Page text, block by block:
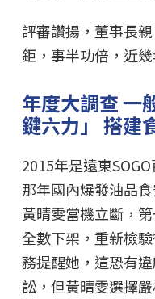
評審讚揚，董事長
鉅，事半功倍，近
年度大調查 一
鍵六力」 搭建
2015年是遠東
那年國內爆發油品
黃晴雯當機立斷，
全數下架，重新檢
務提醒她，這恐有
訟，但黃晴雯選擇